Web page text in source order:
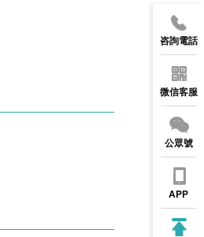
咨詢電話
微信客服
公眾號
APP